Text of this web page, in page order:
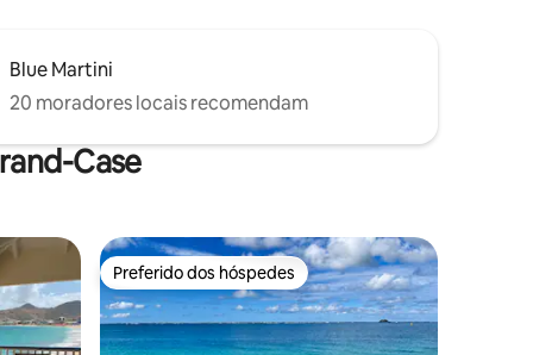
Blue Martini
20 moradores locais recomendam
Case
Preferido dos hóspedes
Preferido dos hóspedes